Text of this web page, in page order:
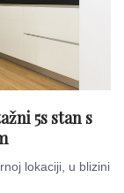
5s stan s
lokaciji, u blizini